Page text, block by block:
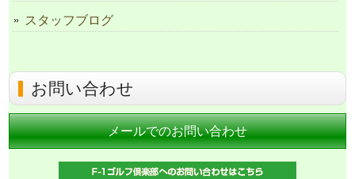
スタッフブログ
お問い合わせ
メールでのお問い合わせ